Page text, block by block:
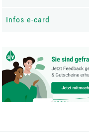
Infos e-card